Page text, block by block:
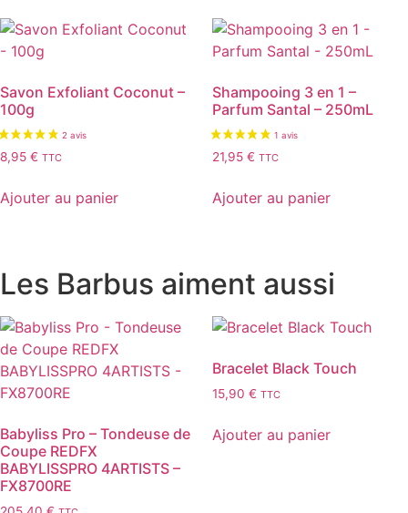
Savon Exfoliant Coconut –
100g
8,95 € TTC
Ajouter au panier
Shampooing 3 en 1 –
Parfum Santal – 250mL
21,95 € TTC
Ajouter au panier
Les Barbus aiment aussi
Babyliss Pro – Tondeuse de
Coupe REDFX
BABYLISSPRO 4ARTISTS –
FX8700RE
Bracelet Black Touch
15,90 € TTC
Ajouter au panier